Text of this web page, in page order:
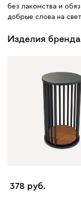
без лакомства и
добрые слова на
Изделия
378